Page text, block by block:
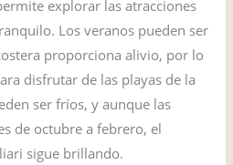
explorar las atracciones
Los veranos pueden ser
proporciona alivio, por lo
disfrutar de las playas de la
ser fríos, y aunque las
de octubre a febrero, el
sigue brillando.